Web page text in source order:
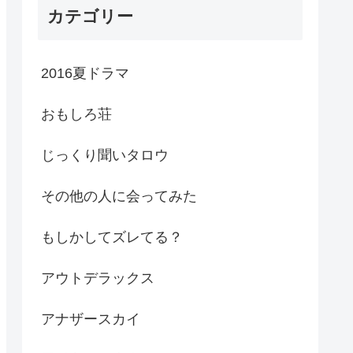
カテゴリー
2016夏ドラマ
おもしろ荘
じっくり聞いタロウ
その他の人に会ってみた
もしかしてズレてる？
アウトデラックス
アナザースカイ